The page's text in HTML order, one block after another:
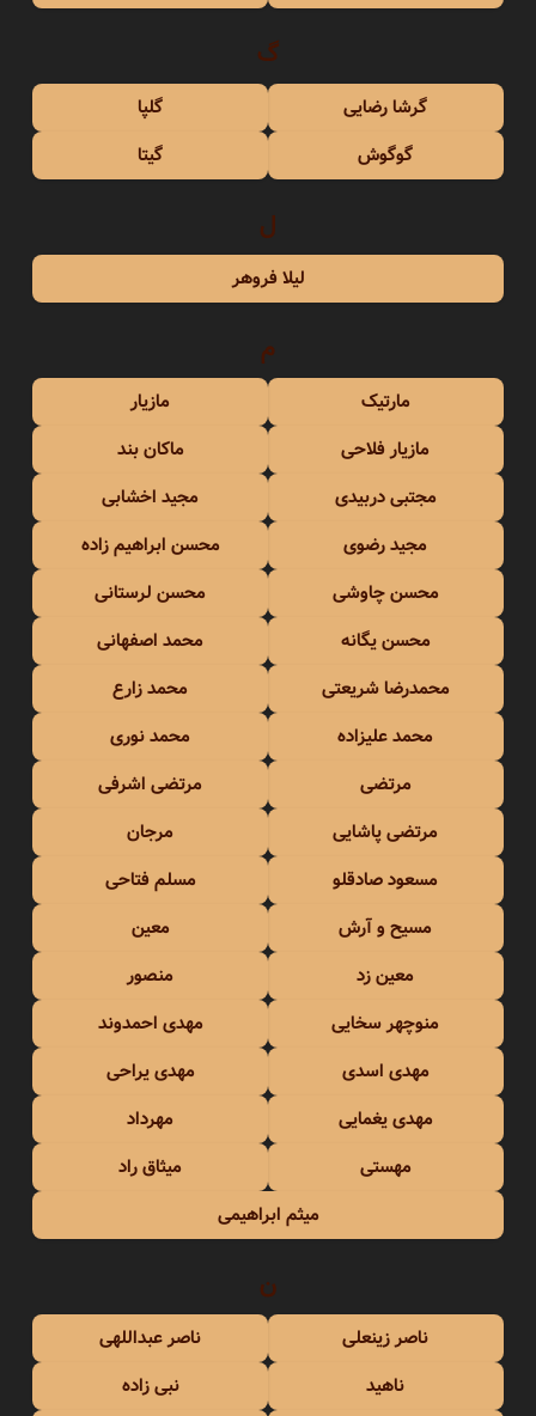
گ
گرشا رضایی
گلپا
گوگوش
گیتا
ل
لیلا فروهر
م
مارتیک
مازیار
مازیار فلاحی
ماکان بند
مجتبی دربیدی
مجید اخشابی
مجید رضوی
محسن ابراهیم زاده
محسن چاوشی
محسن لرستانی
محسن یگانه
محمد اصفهانی
محمدرضا شریعتی
محمد زارع
محمد علیزاده
محمد نوری
مرتضی
مرتضی اشرفی
مرتضی پاشایی
مرجان
مسعود صادقلو
مسلم فتاحی
مسیح و آرش
معین
معین زد
منصور
منوچهر سخایی
مهدی احمدوند
مهدی اسدی
مهدی یراحی
مهدی یغمایی
مهرداد
مهستی
میثاق راد
میثم ابراهیمی
ن
ناصر زینعلی
ناصر عبداللهی
ناهید
نبی زاده